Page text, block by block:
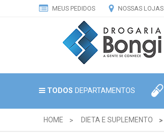
MEUS PEDIDOS NOSSAS LOJAS
TODOS DEPARTAMENTOS
HOME DIETA E SUPLEMENTO